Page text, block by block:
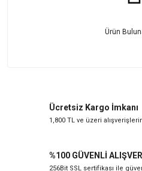
Ürün
Ücretsiz Kargo İmkanı
1,800 TL ve üzeri
%100 GÜVENLİ
256Bit SSL sertifikası ile